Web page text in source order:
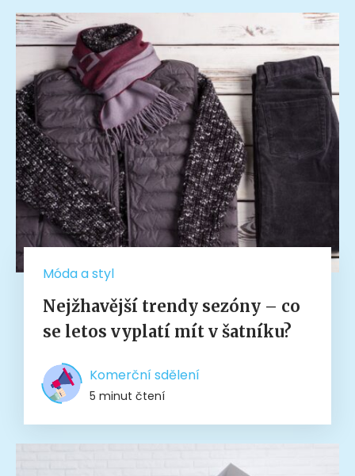
Móda a styl
Nejžhavější trendy sezóny – co
se letos vyplatí mít v šatníku?
Komerční sdělení
5 minut čtení